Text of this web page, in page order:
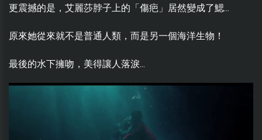
更震撼的是，艾麗莎脖子上的「傷疤」居然變成了鰓...
原來她從來就不是普通人類，而是另一個海洋生物！
最後的水下擁吻，美得讓人落淚...